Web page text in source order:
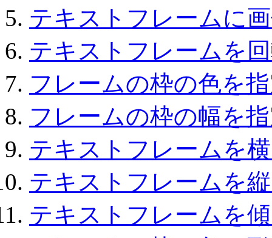
テキストフレームに
テキストフレームを
フレームの枠の色を
フレームの枠の幅を
テキストフレームを
テキストフレームを
テキストフレームを